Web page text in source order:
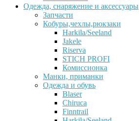
Одежда, снаряжение и аксессуары
Запчасти
Кобуры,чехлы,рюкзаки
Harkila/Seeland
Jakele
Riserva
STICH PROFI
Комиссионка
Манки, приманки
Одежда и обувь
Blaser
Chiruca
Finntrail